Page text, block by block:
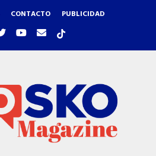
CONTACTO PUBLICIDAD